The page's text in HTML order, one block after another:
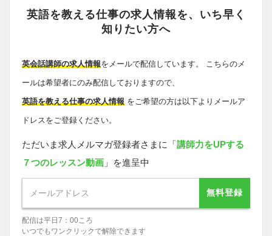
英語を教える仕事の求人情報を、いち早く
知りたい方へ
英会話講師の求人情報をメールで配信しています。 こちらのメ
ールは希望者にのみ配信しておりますので、
英語を教える仕事の求人情報 をご希望の方は以下よりメールア
ドレスをご登録ください。
ただいま求人メルマガ登録者さまに「講師力をUPする
７つのレッスン動画 」を進呈中
無料登録
配信は平日7：00ころ
いつでもワンクリックで解除できます